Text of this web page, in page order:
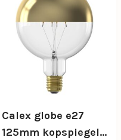
Calex globe e27
125mm kopspiegel